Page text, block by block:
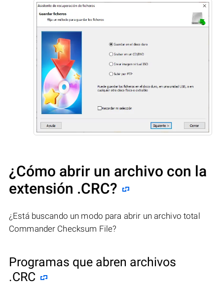
¿Cómo abrir un archivo con la
extensión .CRC?
¿Está buscando un modo para abrir un archivo total
Commander Checksum File?
Programas que abren archivos
.CRC